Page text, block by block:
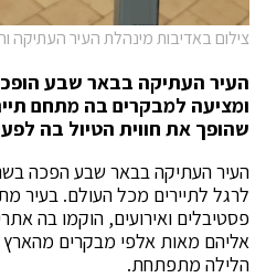
צילום באדיבות מינהלת העיר העתיקה
העיר העתיקה בבאר שבע
ומציעה למבקרים בה מתחם
שהופך את חווית הטיול בה
העיר העתיקה בבאר שבע הפכה
לרגל לתיירים מכל העולם. בעיר
פסטיבלים ואירועים, הוקמו בה
אליהם מאות אלפי מבקרים מהארץ
הלילה מתפתחת.